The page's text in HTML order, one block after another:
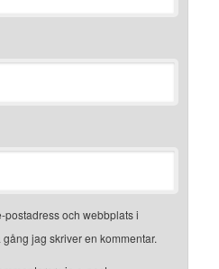
postadress och webbplats i
jag skriver en kommentar.